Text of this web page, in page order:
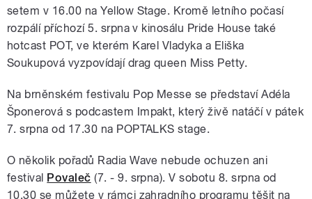
setem v 16.00 na Yellow Stage. Kromě letního počasí
rozpálí příchozí 5. srpna v kinosálu Pride House také
hotcast POT, ve kterém Karel Vladyka a Eliška
Soukupová vyzpovídají drag queen Miss Petty.
Na brněnském festivalu Pop Messe se představí Adéla
Šponerová s podcastem Impakt, který živě natáčí v pátek
7. srpna od 17.30 na POPTALKS stage.
O několik pořadů Radia Wave nebude ochuzen ani
festival Povaleč (7. - 9. srpna). V sobotu 8. srpna od
10.30 se můžete v rámci zahradního programu těšit na